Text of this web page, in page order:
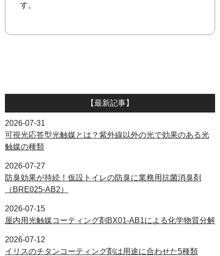
す。
【最新記事】
2026-07-31
可視光応答型光触媒とは？紫外線以外の光で効果のある光
触媒の種類
2026-07-27
防臭効果が持続！仮設トイレの防臭に業務用抗菌消臭剤
（BRE025-AB2）
2026-07-15
屋内用光触媒コーティング剤BX01-AB1による化学物質分解
2026-07-12
イリスのチタンコーティング剤は用途に合わせた5種類